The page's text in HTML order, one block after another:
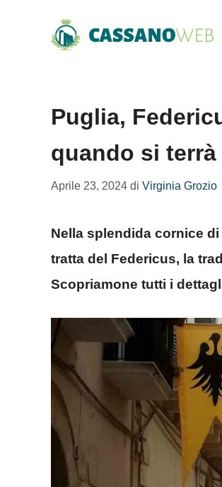
Puglia,
quando si terrà
Aprile 23, 2024 di Virginia Grozio
Nella splendida cornice
tratta del Federicus, la
Scopriamone tutti i